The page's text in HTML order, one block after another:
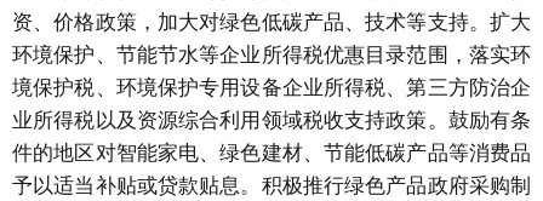
资、价格政策，加大对绿色低碳产品、技术等支持。扩大
环境保护、节能节水等企业所得税优惠目录范围，落实环
境保护税、环境保护专用设备企业所得税、第三方防治企
业所得税以及资源综合利用领域税收支持政策。鼓励有条
件的地区对智能家电、绿色建材、节能低碳产品等消费品
予以适当补贴或贷款贴息。积极推行绿色产品政府采购制